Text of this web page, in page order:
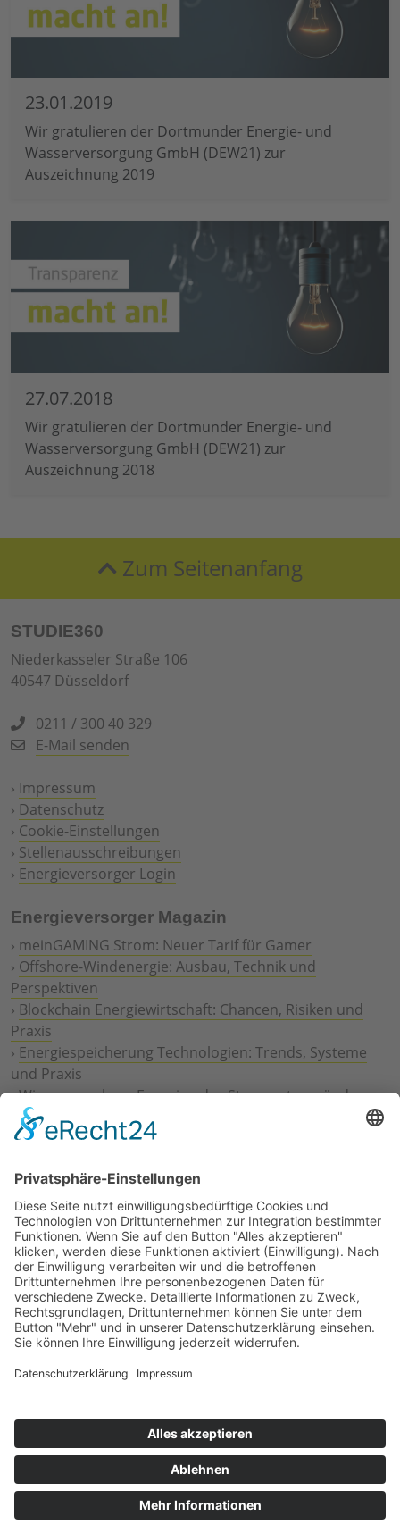
23.01.2019
Wir gratulieren der Dortmunder Energie- und
Wasserversorgung GmbH (DEW21) zur
Auszeichnung 2019
27.07.2018
Wir gratulieren der Dortmunder Energie- und
Wasserversorgung GmbH (DEW21) zur
Auszeichnung 2018
Zum Seitenanfang
STUDIE360
Niederkasseler Straße 106
40547 Düsseldorf
0211 / 300 40 329
E-Mail senden
› Impressum
› Datenschutz
› Cookie-Einstellungen
› Stellenausschreibungen
› Energieversorger Login
Energieversorger Magazin
› meinGAMING Strom: Neuer Tarif für Gamer
› Offshore-Windenergie: Ausbau, Technik und
Perspektiven
› Blockchain Energiewirtschaft: Chancen, Risiken und
Praxis
› Energiespeicherung Technologien: Trends, Systeme
und Praxis
›Wie erneuerbare Energien das Stromnetz verändern
Digitalisierung Energiewirtschaft: Effizienz, Netze und
Prozesse
Geschäftsmodelle
›Vorstandswechsel Westenergie: Böddeling übernimmt
befristet
›Wasserstoff-Hochlauf: Dialog, Infrastruktur und
konkrete Schritte
›Solaranlage Regenbogenfarben: FC St. Pauli und
LichtBlick installieren erste weltweite Anlage
Jetzt an der STUDIE360 teilnehmen
Wir möchten Transparenz mit einheitlichen Kriterien
kostenlose Teilnahme wichtig. Die Ergebnisse werden
umgehend nach Teilnahme und Auswertung auf
unserer Webseite zur Verfügung gestellt.
Jetzt teilnehmen